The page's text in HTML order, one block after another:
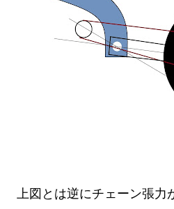
上図とは逆にチェーン張力